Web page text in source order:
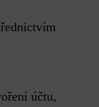
účtu,